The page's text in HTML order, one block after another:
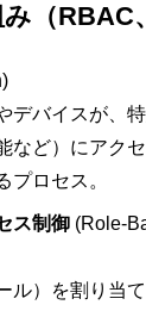
（RBAC
デバイスが、
など）にアク
プロセス。
ス制御 (Role-
ル）を割り当